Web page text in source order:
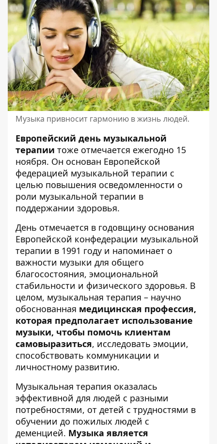
Музыка привносит гармонию в жизнь людей.
Европейский день музыкальной
терапии тоже отмечается ежегодно 15
ноября. Он основан Европейской
федерацией музыкальной терапии с
целью повышения осведомленности о
роли музыкальной терапии в
поддержании здоровья.
День отмечается в годовщину основания
Европейской конфедерации музыкальной
терапии в 1991 году и напоминает о
важности музыки для общего
благосостояния, эмоциональной
стабильности и физического здоровья. В
целом, музыкальная терапия – научно
обоснованная медицинская профессия,
которая предполагает использование
музыки, чтобы помочь клиентам
самовыразиться, исследовать эмоции,
способствовать коммуникации и
личностному развитию.
Музыкальная терапия оказалась
эффективной для людей с разными
потребностями, от детей с трудностями в
обучении до пожилых людей с
деменцией. Музыка является